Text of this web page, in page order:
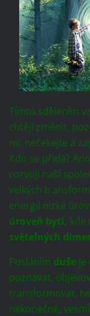
Tímto sdělením
chtějí změnit,
nic nečekejte a
Kdo se přidá?
rozvoji naší
velkých
energií nízké
úroveň bytí, kde
světelných
Posláním dušeje
poznávat,
transformovat,
nekonečné,